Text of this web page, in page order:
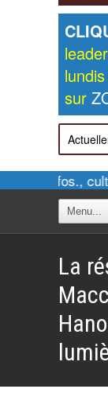
sur
Pour infos.,
La